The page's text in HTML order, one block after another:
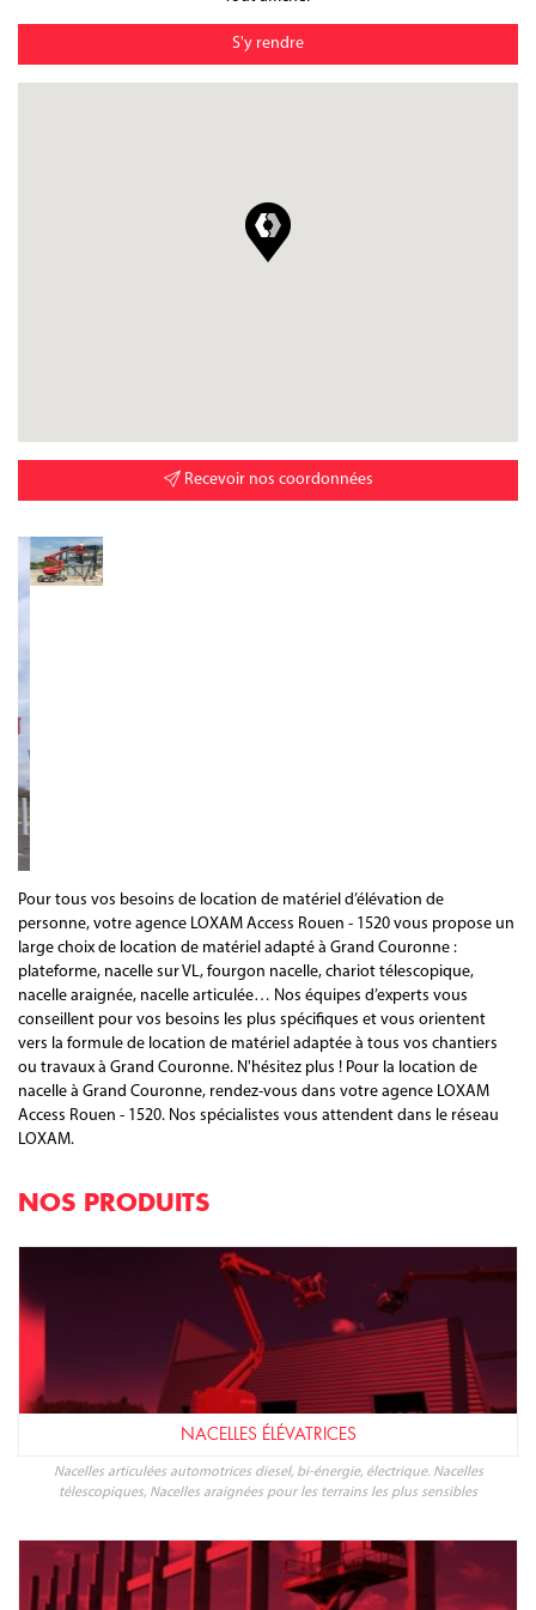
S'y rendre
Recevoir nos coordonnées
Pour tous vos besoins de location de matériel d’élévation de
personne, votre agence LOXAM Access Rouen - 1520 vous propose un
large choix de location de matériel adapté à Grand Couronne :
plateforme, nacelle sur VL, fourgon nacelle, chariot télescopique,
nacelle araignée, nacelle articulée… Nos équipes d’experts vous
conseillent pour vos besoins les plus spécifiques et vous orientent
vers la formule de location de matériel adaptée à tous vos chantiers
ou travaux à Grand Couronne. N'hésitez plus ! Pour la location de
nacelle à Grand Couronne, rendez-vous dans votre agence LOXAM
Access Rouen - 1520. Nos spécialistes vous attendent dans le réseau
LOXAM.
NOS PRODUITS
NACELLES ÉLÉVATRICES
Nacelles articulées automotrices diesel, bi-énergie, électrique. Nacelles
télescopiques, Nacelles araignées pour les terrains les plus sensibles